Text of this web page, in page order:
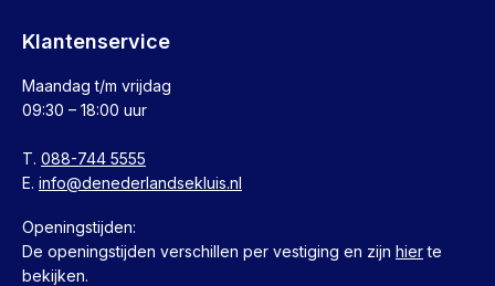
Klantenservice
Maandag t/m vrijdag
09:30 – 18:00 uur
T. 088-744 5555
E. info@denederlandsekluis.nl
Openingstijden:
De openingstijden verschillen per vestiging en zijn hierte
bekijken.